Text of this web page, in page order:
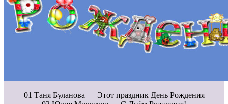
01 Таня Буланова — Этот праздник День Рождения